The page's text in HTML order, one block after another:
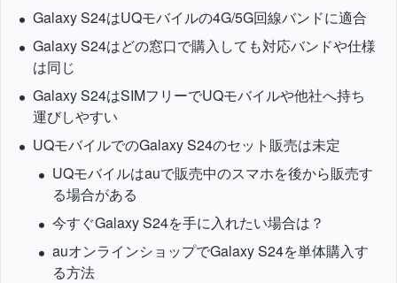
Galaxy S24はUQモバイルの4G/5G回線バンドに適合
Galaxy S24はどの窓口で購入しても対応バンドや仕様
は同じ
Galaxy S24はSIMフリーでUQモバイルや他社へ持ち
運びしやすい
UQモバイルでのGalaxy S24のセット販売は未定
UQモバイルはauで販売中のスマホを後から販売す
る場合がある
今すぐGalaxy S24を手に入れたい場合は？
auオンラインショップでGalaxy S24を単体購入す
る方法